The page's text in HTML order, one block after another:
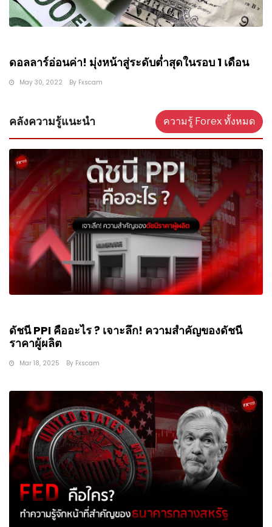
ดอลลาร์อ่อนค่า! มุ่งหน้าสู่ระดับต่ำสุดในรอบ 1 เดือน
May 30, 2022 By Fxscam
คลังความรู้แนะนำ ความรู้ Forex ทั้งหมด
ดัชนี PPI คืออะไร ? เจาะลึก! ความสำคัญของดัชนี
ราคาผู้ผลิต
Mar 18, 2025 By Fxscam